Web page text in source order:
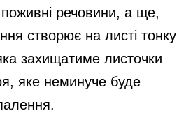
речовини, а ще,
створює на листі тонку
захищатиме листочки
яке неминуче буде